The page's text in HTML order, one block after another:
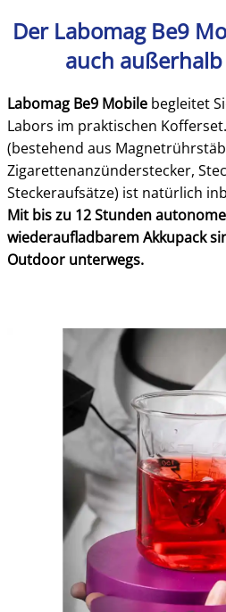
Der Labomag Be9
auch
Labomag Be9 Mobile begleitet
Labors im praktischen
(bestehend aus
Zigarettenanzünderstecker,
Steckeraufsätze) ist natürlich
Mit bis zu 12 Stunden
wiederaufladbarem Akkupack
Outdoor unterwegs.